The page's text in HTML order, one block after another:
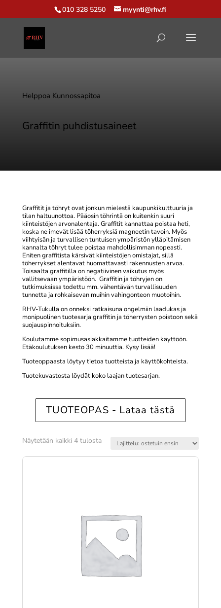
010 328 5250 myynti@rhv.fi
Helppoa Kunnossapitoa
Graffitin puhdistusaineet
Graffitit ja töhryt ovat jonkun mielestä kaupunkikulttuuria ja
tilan haltuunottoa. Pääosin töhrintä on kuitenkin suuri
kiinteistöjen arvonalentaja. Graffitit kannattaa poistaa heti,
koska ne imevät lisää töherryksiä magneetin tavoin. Myös
viihtyisän ja turvallisen tuntuisen ympäristön ylläpitämisen
kannalta töhryt tulee poistaa mahdollisimman nopeasti.
Eniten graffitista kärsivät kiinteistöjen omistajat, sillä
töherrykset alentavat huomattavasti rakennusten arvoa.
Toisaalta graffitilla on negatiivinen vaikutus myös
vallitsevaan ympäristöön. Graffitin ja töhryjen on
tutkimuksissa todettu mm. vähentävän turvallisuuden
tunnetta ja rohkaisevan muihin vahingonteon muotoihin.
RHV-Tukulla on onneksi ratkaisuna ongelmiin laadukas ja
monipuolinen tuotesarja graffitin ja töherrysten poistoon sekä
suojauspinnoituksiin.
Koulutamme sopimusasiakkaitamme tuotteiden käyttöön.
Etäkoulutuksen kesto 30 minuuttia. Kysy lisää!
Tuoteoppaasta löytyy tietoa tuotteista ja käyttökohteista.
Tuotekuvastosta löydät koko laajan tuotesarjan.
TUOTEOPAS - Lataa tästä
Näytetään kaikki 4 tulostaSuosituimmat
ensin